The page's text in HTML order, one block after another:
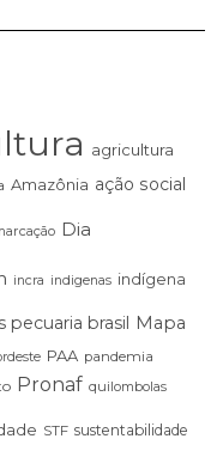
agricultura
Amazônia ação social
Dia
incra indigenas indígena
pecuaria brasil Mapa
PAA pandemia
Pronaf quilombolas
STF sustentabilidade